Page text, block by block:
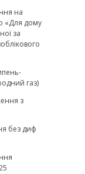
на
«Для дому
за
газ)
з
без диф